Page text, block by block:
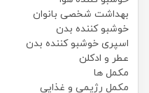
بهداشت شخصی بانوان
خوشبو کننده بدن
اسپری خوشبو کننده بدن
عطر و ادکلن
مکمل ها
مکمل رژیمی و غذایی